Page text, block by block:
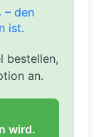
– den
ist.
bestellen,
an.
wird.